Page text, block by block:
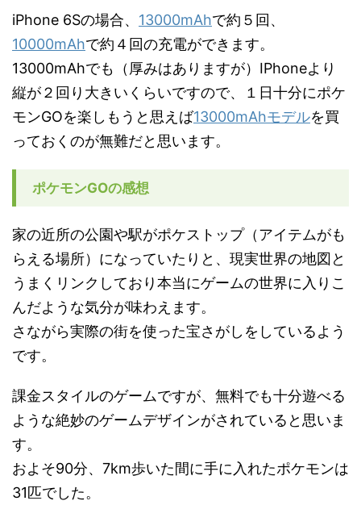
iPhone 6Sの場合、 13000mAhで約５回、
10000mAhで約４回の充電ができます。
13000mAhでも（厚みはありますが）IPhoneより
縦が２回り大きいくらいですので、１日十分にポケ
モンGOを楽しもうと思えば13000mAhモデルを買
っておくのが無難だと思います。
ポケモンGOの感想
家の近所の公園や駅がポケストップ（アイテムがも
らえる場所）になっていたりと、現実世界の地図と
うまくリンクしており本当にゲームの世界に入りこ
んだような気分が味わえます。
さながら実際の街を使った宝さがしをしているよう
です。
課金スタイルのゲームですが、無料でも十分遊べる
ような絶妙のゲームデザインがされていると思いま
す。
およそ90分、7km歩いた間に手に入れたポケモンは
31匹でした。